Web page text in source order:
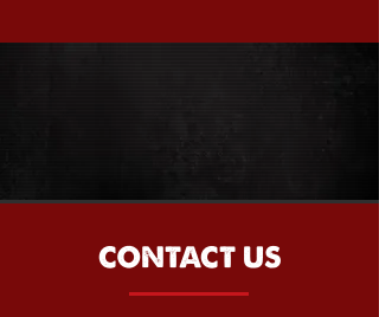
CONTACT US